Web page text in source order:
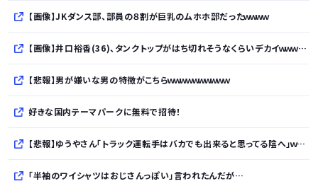
【画像】JKダンス部、部員の８割が巨乳のムホホ部だったｗｗｗｗ
【画像】井口裕香(36)、タンクトップがはち切れそうなくらいデカイｗｗｗｗｗｗｗｗｗｗｗ
【悲報】男が嫌いな男の特徴がこちらｗｗｗｗｗｗｗｗｗｗ
好きな国内テーマパークに無料で招待！
【悲報】ゆうやさん「トラック運転手はバカでも出来ると思ってる陰へ」ｗｗｗｗｗｗｗｗｗｗ
「半袖のワイシャツはおじさんっぽい」言われたんだが…